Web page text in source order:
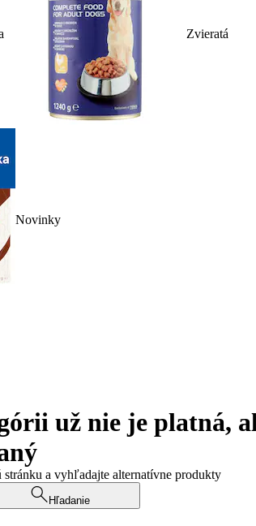
Zvieratá
Novinky
už nie je platná,
a vyhľadajte alternatívne produkty
Hľadanie